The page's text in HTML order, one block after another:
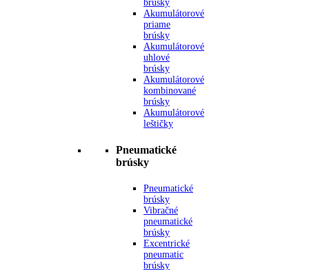
brúsky
Akumulátorové
priame
brúsky
Akumulátorové
uhlové
brúsky
Akumulátorové
kombinované
brúsky
Akumulátorové
leštičky
Pneumatické
brúsky
Pneumatické
brúsky
Vibračné
pneumatické
brúsky
Excentrické
pneumatic
brúsky